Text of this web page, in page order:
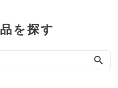
を探す
search